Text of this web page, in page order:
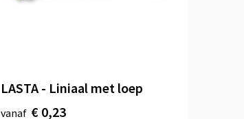
LASTA - Liniaal met loep
vanaf € 0,23